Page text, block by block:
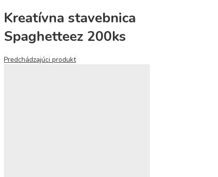
Kreatívna stavebnica
Spaghetteez 200ks
Predchádzajúci produkt